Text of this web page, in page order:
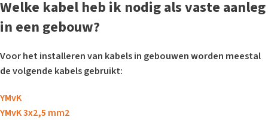
Welke kabel heb ik nodig als vaste aanleg
in een gebouw?
Voor het installeren van kabels in gebouwen worden meestal
de volgende kabels gebruikt:
YMvK
YMvK 3x2,5 mm2